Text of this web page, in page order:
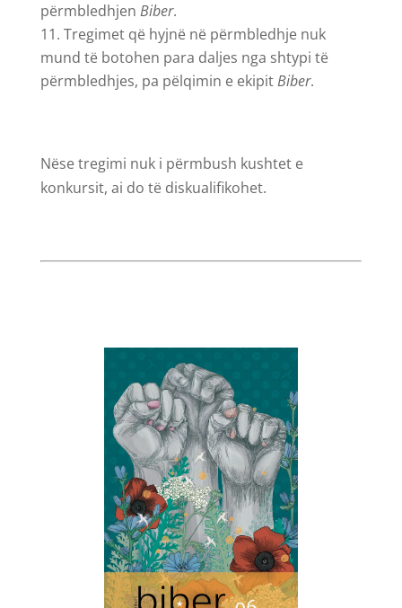
përmbledhjen Biber.
Tregimet që hyjnë në përmbledhje nuk
mund të botohen para daljes nga shtypi të
përmbledhjes, pa pëlqimin e ekipitBiber.
Nëse tregimi nuk i përmbush kushtet e
konkursit, ai do të diskualifikohet.